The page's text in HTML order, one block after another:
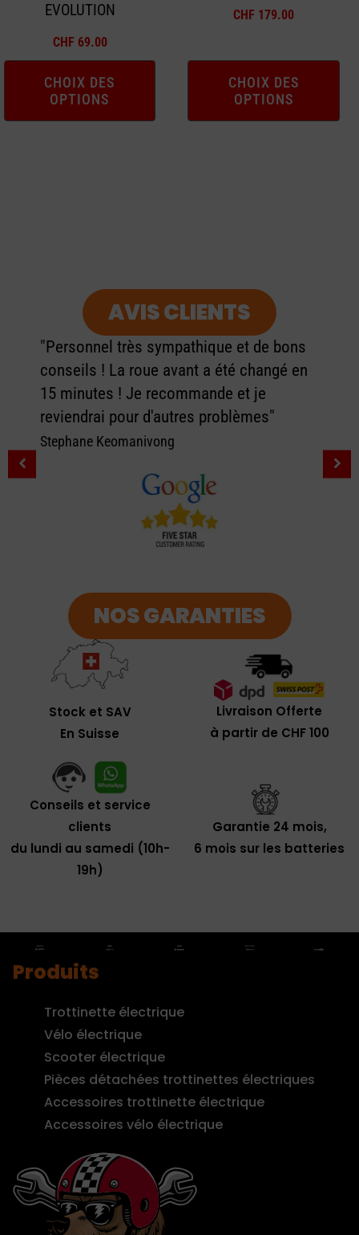
EVOLUTION
CHF 69.00
CHOIX DES
OPTIONS
produit
CHF 179.00
CHOIX DES
OPTIONS
produit
AVIS CLIENTS
"Personnel très sympathique et de bons
conseils ! La roue avant a été changé en
15 minutes ! Je recommande et je
reviendrai pour d'autres problèmes"
Stephane Keomanivong
NOS GARANTIES
Stock et SAV
En Suisse
Livraison Offerte
à partir de CHF 100
Conseils et service
clients
du lundi au samedi (10h-
19h)
Garantie 24 mois,
6 mois sur les batteries
Produits
Trottinette électrique
Vélo électrique
Scooter électrique
Pièces détachées trottinettes électriques
Accessoires trottinette électrique
Accessoires vélo électrique